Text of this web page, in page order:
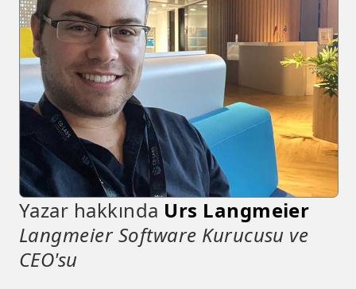
Yazar hakkında Urs Langmeier
Langmeier Software Kurucusu ve
CEO'su